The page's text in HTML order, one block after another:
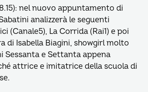
nel nuovo appuntamento di
analizzerà le seguenti
(Canale5), La Corrida (Rai1) e poi
di Isabella Biagini, showgirl molto
Sessanta e Settanta appena
attrice e imitatrice della scuola di